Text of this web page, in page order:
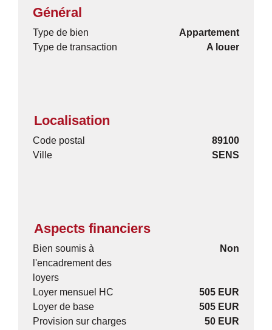
Général
Type de bien
Appartement
Type de transaction
A louer
Localisation
Code postal
89100
Ville
SENS
Aspects financiers
Bien soumis à
l'encadrement des
loyers
Non
Loyer mensuel HC
505 EUR
Loyer de base
505 EUR
Provision sur charges
50 EUR